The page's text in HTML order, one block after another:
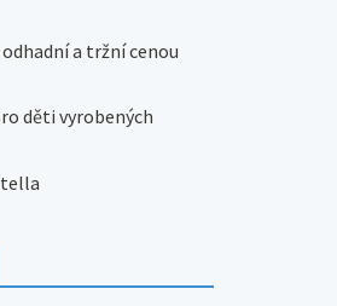
a tržní cenou
děti vyrobených